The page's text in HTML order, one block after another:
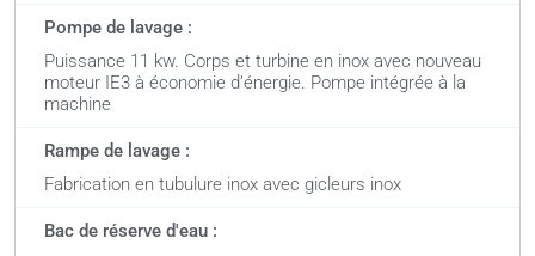
Pompe de lavage :
Puissance 11 kw. Corps et turbine en inox avec nouveau
moteur IE3 à économie d’énergie. Pompe intégrée à la
machine
Rampe de lavage :
Fabrication en tubulure inox avec gicleurs inox
Bac de réserve d'eau :